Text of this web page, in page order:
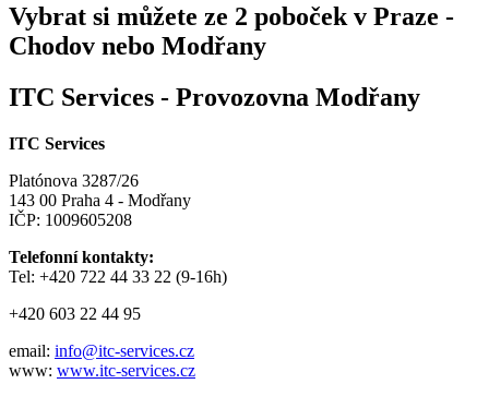
Vybrat si můžete ze 2 poboček v Praze -
Chodov nebo Modřany
ITC Services - Provozovna Modřany
ITC Services
Platónova 3287/26
143 00 Praha 4 - Modřany
IČP: 1009605208
Telefonní kontakty:
Tel: +420 722 44 33 22 (9-16h)
+420 603 22 44 95
email: info@itc-services.cz
www: www.itc-services.cz